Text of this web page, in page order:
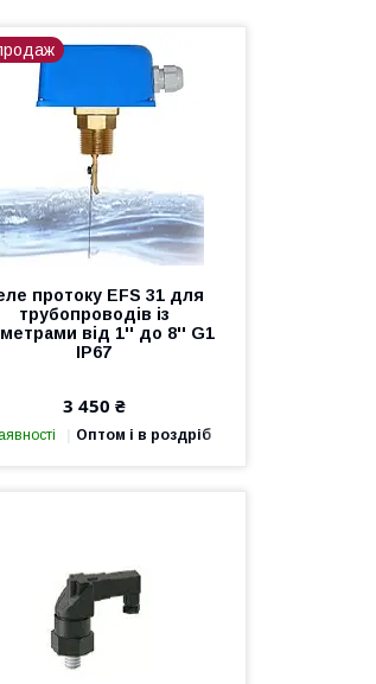
протоку EFS 31 для
трубопроводів із
від 1'' до 8'' G1
IP67
3 450 ₴
Оптом і в роздріб